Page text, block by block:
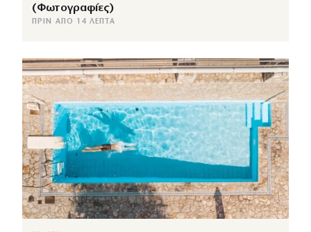
(Φωτογραφίες)
ΠΡΙΝ ΑΠΌ 14 ΛΕΠΤΆ